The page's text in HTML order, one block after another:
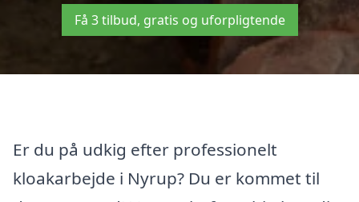
Få 3 tilbud, gratis og uforpligtende
Er du på udkig efter professionelt
kloakarbejde i Nyrup? Du er kommet til